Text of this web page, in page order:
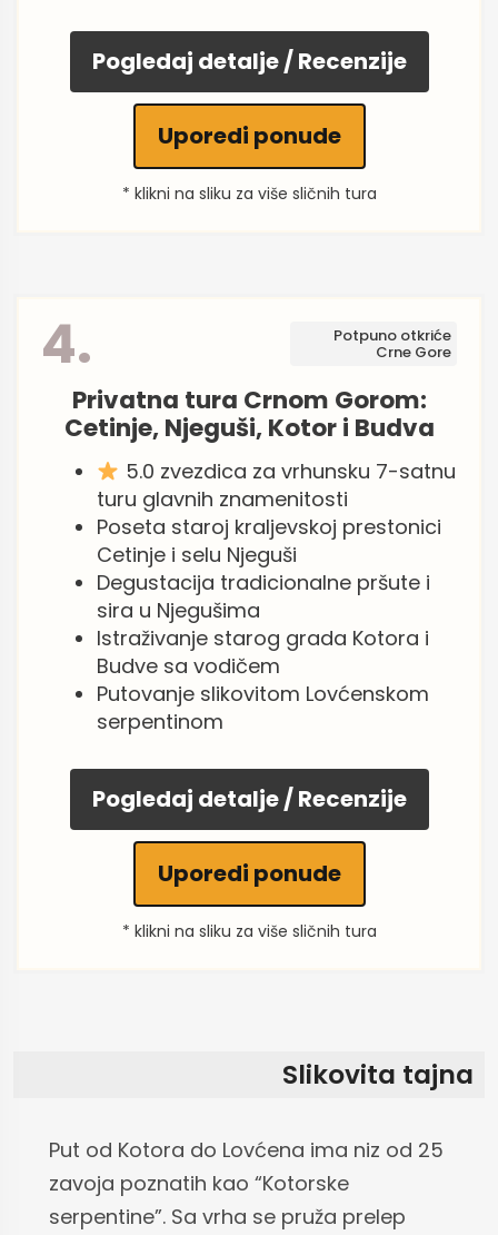
Pogledaj detalje / Recenzije
Uporedi ponude
* klikni na sliku za više sličnih tura
4. Potpuno otkriće
Crne Gore
Privatna tura Crnom Gorom:
Cetinje, Njeguši, Kotor i Budva
5.0 zvezdica za vrhunsku 7-satnu
turu glavnih znamenitosti
Poseta staroj kraljevskoj prestonici
Cetinje i selu Njeguši
Degustacija tradicionalne pršute i
sira u Njegušima
Istraživanje starog grada Kotora i
Budve sa vodičem
Putovanje slikovitom Lovćenskom
serpentinom
Pogledaj detalje / Recenzije
Uporedi ponude
* klikni na sliku za više sličnih tura
Slikovita tajna
Put od Kotora do Lovćena ima niz od 25
zavoja poznatih kao “Kotorske
serpentine”. Sa vrha se pruža prelep